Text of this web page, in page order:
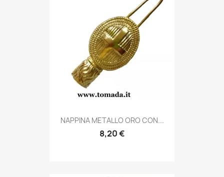
Anteprima
NAPPINA METALLO ORO CON...
8,20 €